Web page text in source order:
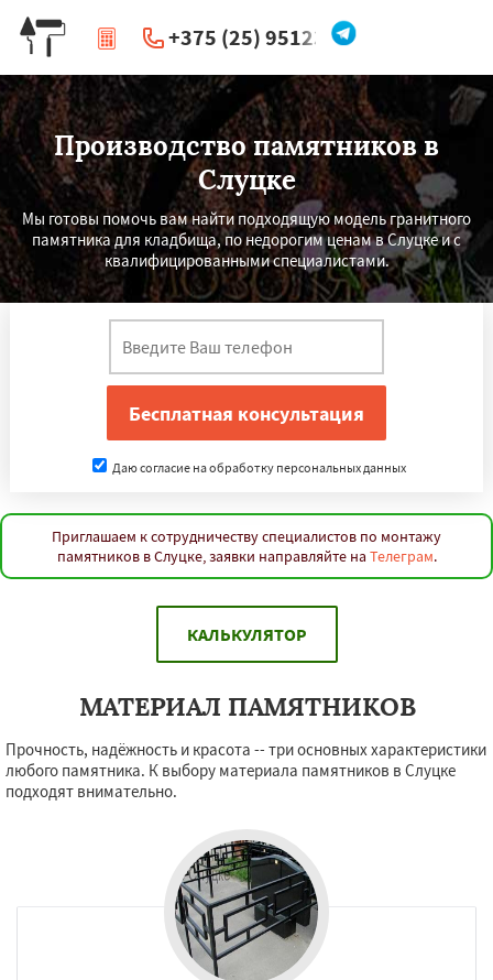
+375 (25) 951234
| Перезвоните мне
Производство памятников в
Слуцке
Мы готовы помочь вам найти подходящую модель гранитного
памятника для кладбища, по недорогим ценам в Слуцке и с
квалифицированными специалистами.
Даю согласие на обработку персональных данных
Приглашаем к сотрудничеству специалистов по монтажу
памятников в Слуцке, заявки направляйте на Телеграм.
КАЛЬКУЛЯТОР
МАТЕРИАЛ ПАМЯТНИКОВ
Прочность, надёжность и красота -- три основных характеристики
любого памятника. К выбору материала памятников в Слуцке
подходят внимательно.